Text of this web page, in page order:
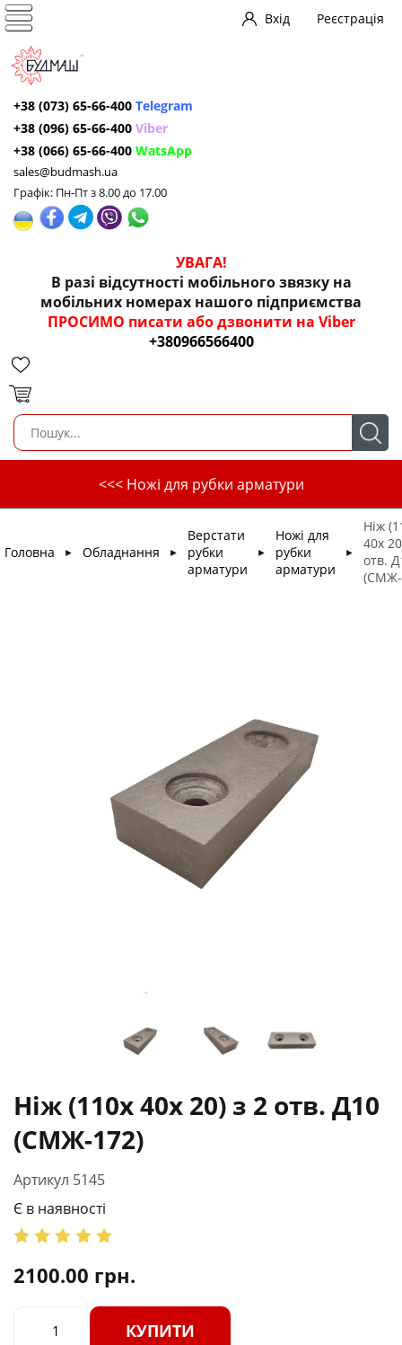
Вхід Реєстрація
+38 (073) 65-66-400 Telegram
+38 (096) 65-66-400 Viber
+38 (066) 65-66-400 WatsApp
sales@budmash.ua
Графік: Пн-Пт з 8.00 до 17.00
УВАГА!
В разі відсутності мобільного звязку на
мобільних номерах нашого підприємства
ПРОСИМО писати або дзвонити на Viber
+380966566400
<<< Ножі для рубки арматури
Головна ► Обладнання ►
Верстати
рубки
арматури
►
Ножі для
рубки
арматури
►
Ніж
40х
отв.
(СМЖ-
Ніж (110х 40х 20) з 2 отв. Д10
(СМЖ-172)
Артикул 5145
Є в наявності
2100.00 грн.
КУПИТИ